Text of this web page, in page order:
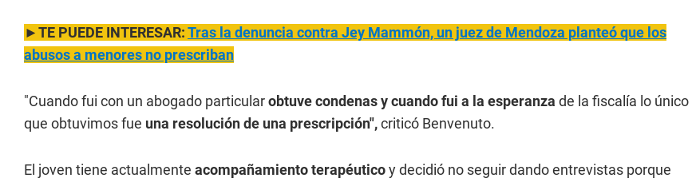
►TE PUEDE INTERESAR:Tras la denuncia contra Jey Mammón, un juez de Mendoza planteó que los
abusos a menores no prescriban
"Cuando fui con un abogado particularobtuve condenas y cuando fui a la esperanza de la fiscalía lo único
que obtuvimos fue una resolución de una prescripción",criticó Benvenuto.
El joven tiene actualmente acompañamiento terapéuticoy decidió no seguir dando entrevistas porque